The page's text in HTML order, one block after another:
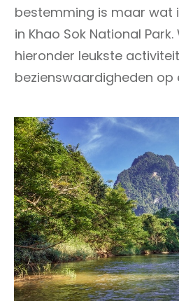
bestemming is maar wat
in Khao Sok National
hieronder leukste
bezienswaardigheden op